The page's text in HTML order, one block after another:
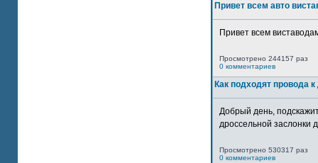
Привет всем авто
Привет всем
Просмотрено 244157 раз
0 комментариев
Как подходят провода
Добрый день,
дроссельной заслонки
Просмотрено 530317 раз
0 комментариев